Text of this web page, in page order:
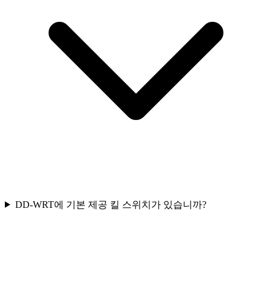
DD-WRT에 기본 제공 킬 스위치가 있습니까?